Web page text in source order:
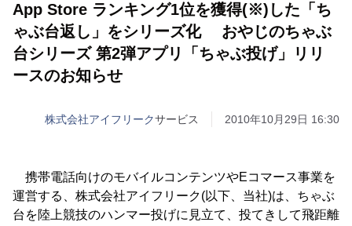
App Store ランキング1位を獲得(※)した「ち
ゃぶ台返し」をシリーズ化 おやじのちゃぶ
台シリーズ 第2弾アプリ「ちゃぶ投げ」リリ
ースのお知らせ
株式会社アイフリークサービス 2010年10月29日 16:30
携帯電話向けのモバイルコンテンツやEコマース事業を
運営する、株式会社アイフリーク(以下、当社)は、ちゃぶ
台を陸上競技のハンマー投げに見立て、投てきして飛距離